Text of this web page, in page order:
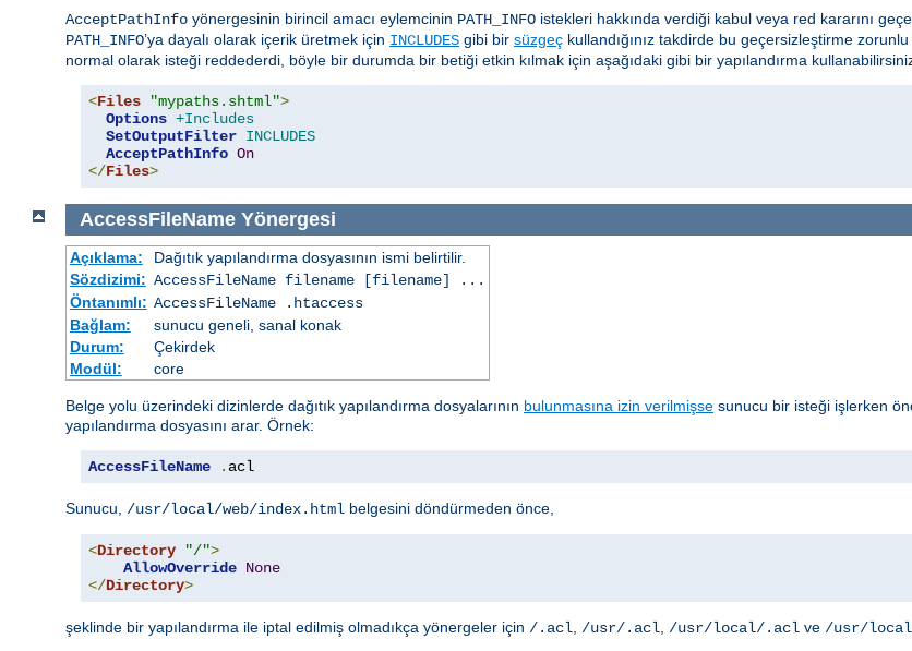
AcceptPathInfo yönergesinin birincil amacı eylemcinin PATH_INFO istekleri hakkında verdiği kabul veya red kararını
PATH_INFO’ya dayalı olarak içerik üretmek için INCLUDES gibi bir süzgeç kullandığınız takdirde bu geçersizleştirme
normal olarak isteği reddederdi, böyle bir durumda bir betiği etkin kılmak için aşağıdaki gibi bir yapılandırma
<Files "mypaths.shtml">
Options +Includes
SetOutputFilter INCLUDES
AcceptPathInfo On
</Files>
AccessFileName Yönergesi
Açıklama:
Dağıtık yapılandırma dosyasının ismi belirtilir.
Sözdizimi: AccessFileName filename[filename] ...
Öntanımlı: AccessFileName .htaccess
Bağlam:
sunucu geneli, sanal konak
Durum:
Çekirdek
Modül:
core
Belge yolu üzerindeki dizinlerde dağıtık yapılandırma dosyalarının bulunmasına izin verilmişse sunucu bir isteği işlerken
yapılandırma dosyasını arar. Örnek:
AccessFileName . acl
Sunucu, /usr/local/web/index.html belgesini döndürmeden önce,
<Directory "/">
AllowOverride None
</Directory>
şeklinde bir yapılandırma ile iptal edilmiş olmadıkça yönergeler için /.acl /usr/.acl /usr/local/.acl ve /usr/